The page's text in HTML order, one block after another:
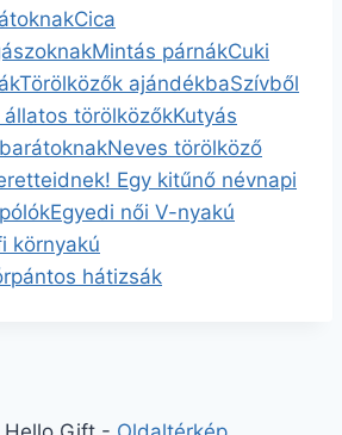
Cica
Mintás párnákCuki
Törölközők ajándékbaSzívből
állatos törölközőkKutyás
Neves törölköző
Egy kitűnő névnapi
Egyedi női V-nyakú
környakú
hátizsák